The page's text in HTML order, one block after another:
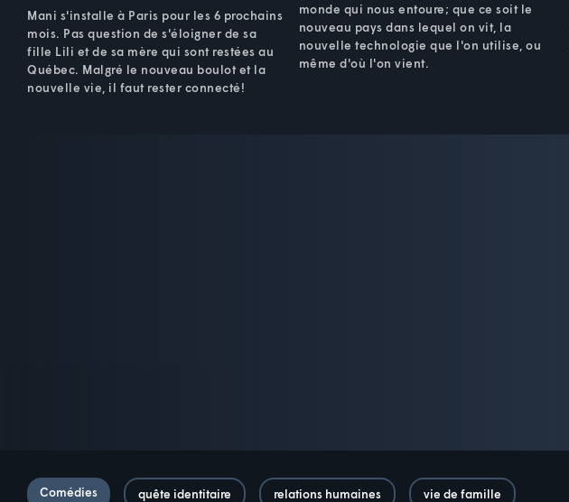
Mani s'installe à Paris pour les 6 prochains
mois. Pas question de s'éloigner de sa
fille Lili et de sa mère qui sont restées au
Québec. Malgré le nouveau boulot et la
nouvelle vie, il faut rester connecté!
monde qui nous entoure; que ce soit le
nouveau pays dans lequel on vit, la
nouvelle technologie que l'on utilise, ou
même d'où l'on vient.
Comédies quête identitaire relations humaines vie de famille